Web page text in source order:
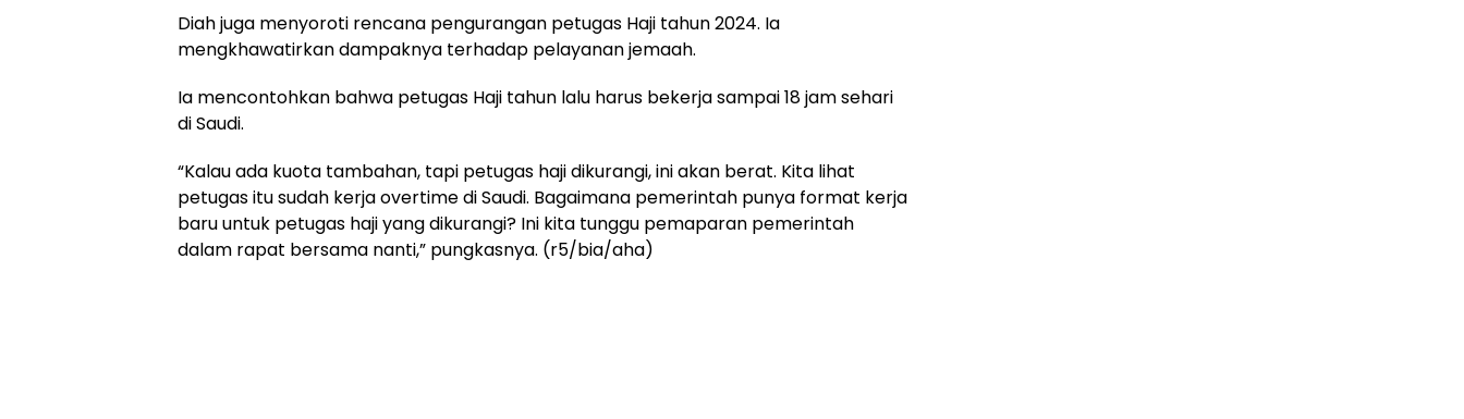
Diah juga menyoroti rencana pengurangan petugas Haji tahun 2024. Ia
mengkhawatirkan dampaknya terhadap pelayanan jemaah.
Ia mencontohkan bahwa petugas Haji tahun lalu harus bekerja sampai 18 jam sehari
di Saudi.
“Kalau ada kuota tambahan, tapi petugas haji dikurangi, ini akan berat. Kita lihat
petugas itu sudah kerja overtime di Saudi. Bagaimana pemerintah punya format kerja
baru untuk petugas haji yang dikurangi? Ini kita tunggu pemaparan pemerintah
dalam rapat bersama nanti,” pungkasnya. (r5/bia/aha)